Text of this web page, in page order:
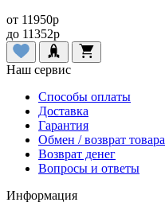
от 11950p
до 11352p
Наш сервис
Способы оплаты
Доставка
Гарантия
Обмен / возврат товара
Возврат денег
Вопросы и ответы
Информация